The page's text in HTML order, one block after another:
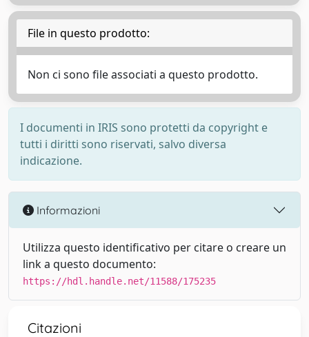
File in questo prodotto:
Non ci sono file associati a questo prodotto.
I documenti in IRIS sono protetti da copyright e
tutti i diritti sono riservati, salvo diversa
indicazione.
Informazioni
Utilizza questo identificativo per citare o creare un
link a questo documento:
https://hdl.handle.net/11588/175235
Citazioni